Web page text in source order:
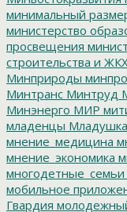
минимальный
министерство
просвещения
строительства и ЖКХ
Минприроды
Минтранс Минтруд
Минэнерго МИР
младенцы Младушка
мнение_медицина
мнение_экономика
многодетные_семьи
мобильное
Гвардия